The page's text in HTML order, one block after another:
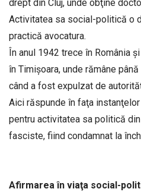
drept din Cluj, unde obţine
Activitatea sa social-politică o
practică avocatura.
În anul 1942 trece în România
în Timişoara, unde rămâne
când a fost expulzat de
Aici răspunde în faţa
pentru activitatea sa politică
fasciste, fiind condamnat la
Afirmarea în viaţa social-